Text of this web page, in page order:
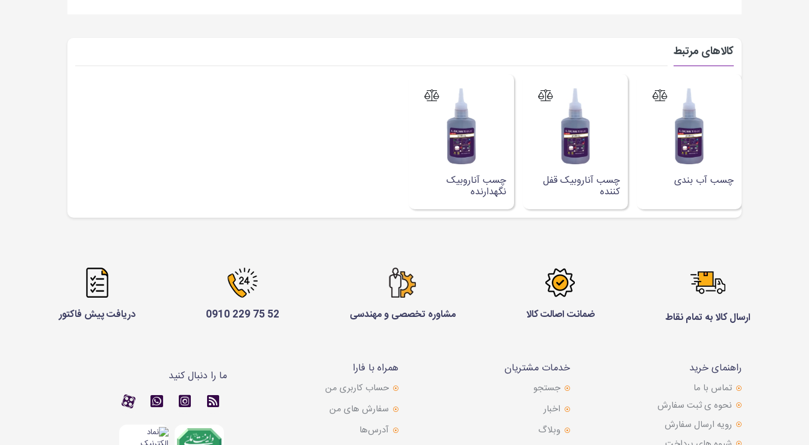
کالاهای مرتبط
چسب آب بندی چسب آناروبیک قفل
کننده
چسب آناروبیک
نگهدارنده
ارسال کالا به تمام نقاط ضمانت اصالت کالا مشاوره تخصصی و مهندسی 52 75 229 0910 دریافت پیش فاکتور
راهنمای خرید
تماس با ما
نحوه ی ثبت سفارش
رویه ارسال سفارش
خدمات مشتریان
جستجو
اخبار
وبلاگ
همراه با فارا
حساب کاربری من
سفارش های من‎
آدرس‌ها
ما را دنبال کنید
RSS کانال آپارات
تماس با واتس اپ
کانال آپارات